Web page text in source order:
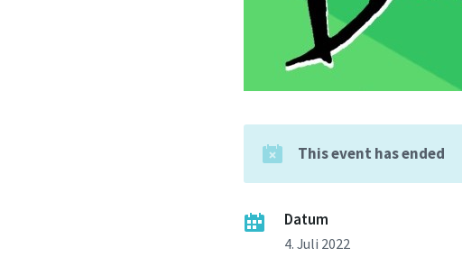
This event has ended
Datum
4. Juli 2022